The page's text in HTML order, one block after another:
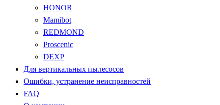
HONOR
Mamibot
REDMOND
Proscenic
DEXP
Для вертикальных пылесосов
Ошибки, устранение неисправностей
FAQ